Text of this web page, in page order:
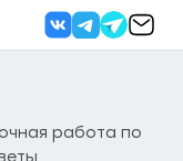
работа по